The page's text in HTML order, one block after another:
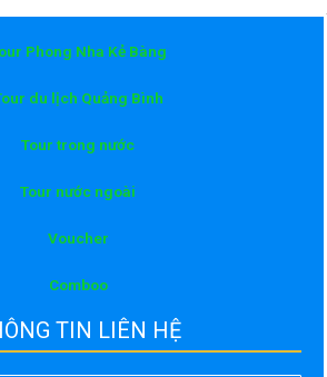
Phong Nha Kẻ Bàng
du lịch Quảng Bình
Tour trong nước
Tour nước ngoài
Voucher
Comboo
TIN LIÊN HỆ